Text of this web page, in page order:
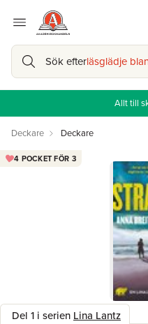
Sök efterläsglädje
Allt till
Deckare Deckare
Del 1 i serien Lina Lantz
4 POCKET FÖR 3